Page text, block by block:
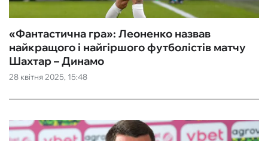
28 квітня 2025, 15:48
«Фантастична гра»: Леоненко назвав
найкращого і найгіршого футболістів матчу
Шахтар – Динамо